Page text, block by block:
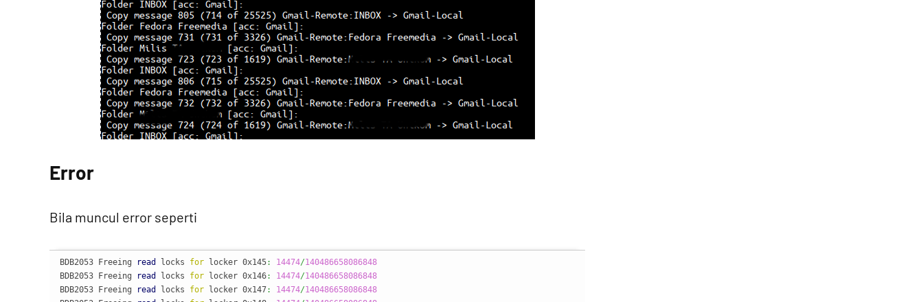
Error
Bila muncul error seperti
BDB2053 Freeing read locks for locker 0x145: 14474/140486658086848
BDB2053 Freeing
read locks for locker 0x146: 14474/140486658086848
BDB2053 Freeing
read locks for locker 0x147: 14474/140486658086848